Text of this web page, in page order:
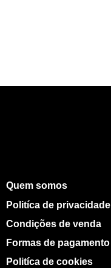
Quem somos
Politíca de privacidade
Condições de venda
Formas de pagamento
Politíca de cookies